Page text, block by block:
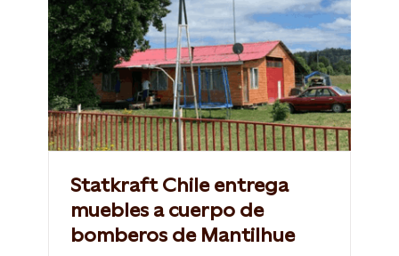
Statkraft Chile entrega
muebles a cuerpo de
bomberos de Mantilhue